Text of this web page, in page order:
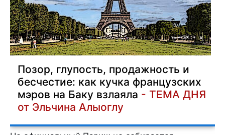
Позор, глупость, продажность и
бесчестие: как кучка французских
мэров на Баку взлаяла - ТЕМА ДНЯ
от Эльчина Алыоглу